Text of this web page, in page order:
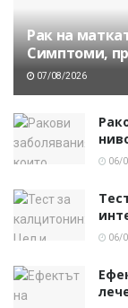
Рак на
Симптоми,
07/08/2026
06/
06/